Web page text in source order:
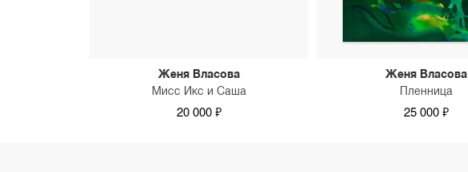
Женя Власова
Мисс Икс и Саша
20 000 ₽
Женя Власова
Пленница
25 000 ₽